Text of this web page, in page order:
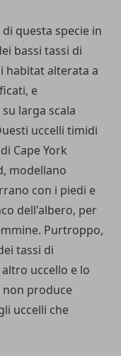
questa specie in
bassi tassi di
habitat alterata a
e
larga scala
uccelli timidi
Cape York
modellano
con i piedi e
dell'albero, per
Purtroppo,
tassi di
uccello e lo
produce
uccelli che